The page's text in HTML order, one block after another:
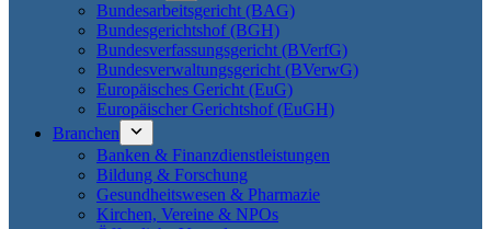
Bundesarbeitsgericht (BAG)
Bundesgerichtshof (BGH)
Bundesverfassungsgericht (BVerfG)
Bundesverwaltungsgericht (BVerwG)
Europäisches Gericht (EuG)
Europäischer Gerichtshof (EuGH)
Branchen
Banken & Finanzdienstleistungen
Bildung & Forschung
Gesundheitswesen & Pharmazie
Kirchen, Vereine & NPOs